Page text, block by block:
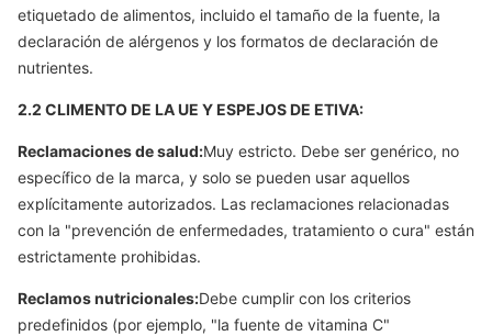
etiquetado de alimentos, incluido el tamaño de la fuente, la
declaración de alérgenos y los formatos de declaración de
nutrientes.
2.2 CLIMENTO DE LA UE Y ESPEJOS DE ETIVA:
Reclamaciones de salud:Muy estricto. Debe ser genérico, no
específico de la marca, y solo se pueden usar aquellos
explícitamente autorizados. Las reclamaciones relacionadas
con la "prevención de enfermedades, tratamiento o cura" están
estrictamente prohibidas.
Reclamos nutricionales:Debe cumplir con los criterios
predefinidos (por ejemplo, "la fuente de vitamina C"